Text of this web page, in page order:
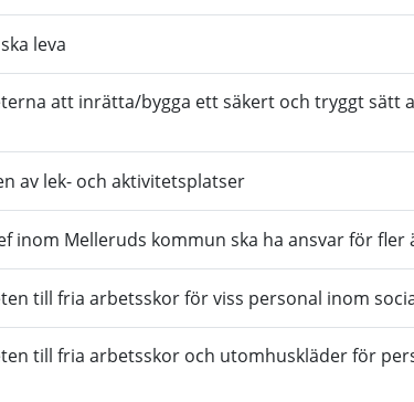
leva
att inrätta/bygga ett säkert och tryggt sätt
av lek- och aktivitetsplatser
inom Melleruds kommun ska ha ansvar för fler
till fria arbetsskor för viss personal inom
till fria arbetsskor och utomhuskläder för